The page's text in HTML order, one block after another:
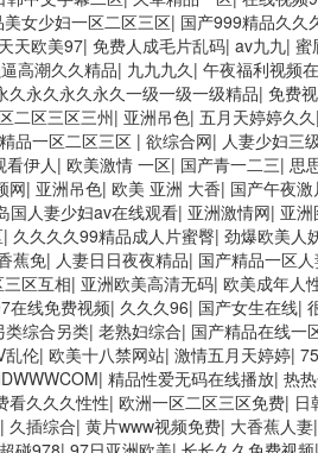
产精品视频一区啪啪啪 日韩成人av三
日本乱伦视频第十页 日本黄色精品视
婷五月天亚洲激情 国产迷奸清纯美女
caoporn91精品 国产婷婷五月天缴情
久久久久久久久性生活电影 精品久久
综合精品 欧美日韩国产精品一级 欧
韩逼紧 亚洲精品欧美二区三区中文
91aBb 久久精品久久精品 欧美91精
性天天综合网 91孕妇一区二区三区精
五月婷婷网 国产的黄色人成 国产91
本中文字幕天天更新 亚洲一级欧美
庆黄片 亚洲韩日一区91 91精品偷窥一
幕日韩黄色影片 人妻福利日韩
美女少妇一区二区三区| 国产999精品久久
天天欧美97| 免费人成毛片乱码| av九九| 蜜
高潮久久精品| 九九九久| 午夜福利视频
久永久永久永久一级一级一级精品| 免费
二区三区三州| 亚洲吊色| 五月天婷婷久久|
品一区二区三区 | 欲综合网| 人妻少妇三
看伊人| 欧美激情 一区| 国产青一二三| 思
网| 亚洲吊色| 欧美 亚洲 大香| 国产午夜
国人妻少妇av在线观看| 亚洲激情网| 亚
| 久久久久99精品成人片蜜臀| 劲爆欧美人
蕉免| 人妻日日夜夜精品| 国产精品一区
区互相| 亚洲欧美高清无码| 欧美成年人
在线免费视频| 久久久96| 国产女生在线|
类综合另类| 老熟妇综合| 国产精品在线一
乱伦| 欧美十八禁网站| 激情五月天婷婷|
| 精品性爱无码在线播放| 热
看久久久性性| 欧洲一区二区三区免费| 日
| 久插综合| 黄片www视频免费| 大香蕉人妻|